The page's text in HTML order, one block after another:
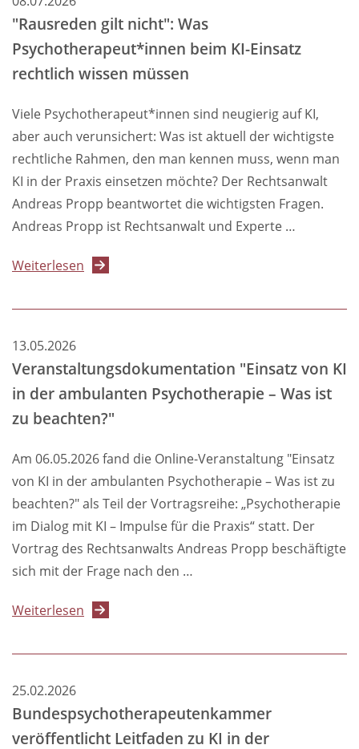
"Rausreden gilt nicht": Was
Psychotherapeut*innen beim KI-Einsatz
rechtlich wissen müssen
Viele Psychotherapeut*innen sind neugierig auf KI,
aber auch verunsichert: Was ist aktuell der wichtigste
rechtliche Rahmen, den man kennen muss, wenn man
KI in der Praxis einsetzen möchte? Der Rechtsanwalt
Andreas Propp beantwortet die wichtigsten Fragen.
Andreas Propp ist Rechtsanwalt und Experte …
Weiterlesen über
gilt
Psychotherapeut*innen
beim
KI-
rechtlich
wissen
müssen
13.05.2026
Veranstaltungsdokumentation "Einsatz von KI
in der ambulanten Psychotherapie – Was ist
zu beachten?"
Am 06.05.2026 fand die Online-Veranstaltung "Einsatz
von KI in der ambulanten Psychotherapie – Was ist zu
beachten?" als Teil der Vortragsreihe: „Psychotherapie
im Dialog mit KI – Impulse für die Praxis“ statt. Der
Vortrag des Rechtsanwalts Andreas Propp beschäftigte
sich mit der Frage nach den …
Weiterlesen über
"Einsatz
in
der
25.02.2026
Bundespsychotherapeutenkammer
veröffentlicht Leitfaden zu KI in der